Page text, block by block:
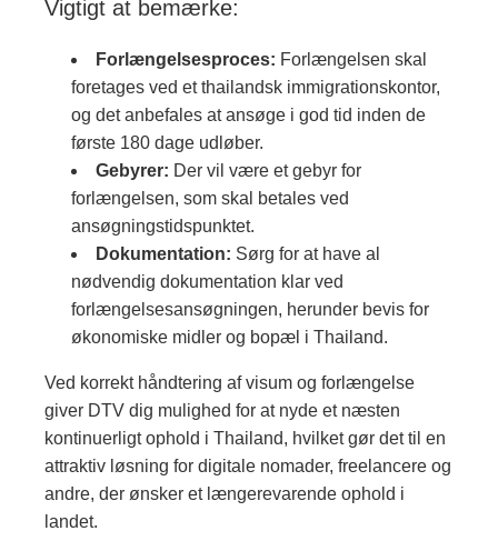
Vigtigt at bemærke:
Forlængelsesproces: Forlængelsen skal
foretages ved et thailandsk immigrationskontor,
og det anbefales at ansøge i god tid inden de
første 180 dage udløber.​
Gebyrer: Der vil være et gebyr for
forlængelsen, som skal betales ved
ansøgningstidspunktet.​
Dokumentation: Sørg for at have al
nødvendig dokumentation klar ved
forlængelsesansøgningen, herunder bevis for
økonomiske midler og bopæl i Thailand.​
Ved korrekt håndtering af visum og forlængelse
giver DTV dig mulighed for at nyde et næsten
kontinuerligt ophold i Thailand, hvilket gør det til en
attraktiv løsning for digitale nomader, freelancere og
andre, der ønsker et længerevarende ophold i
landet.